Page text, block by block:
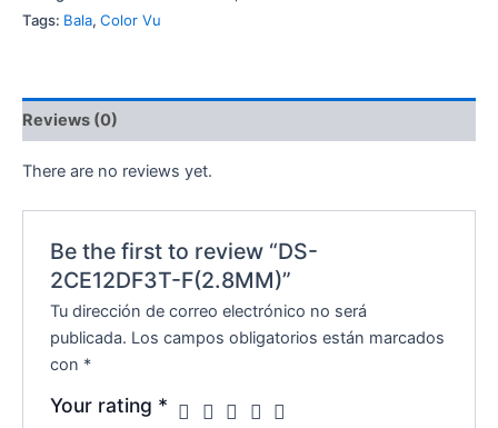
Tags: Bala, Color Vu
Reviews (0)
There are no reviews yet.
Be the first to review “DS-
2CE12DF3T-F(2.8MM)”
Tu dirección de correo electrónico no será
publicada. Los campos obligatorios están marcados
con *
Your rating *